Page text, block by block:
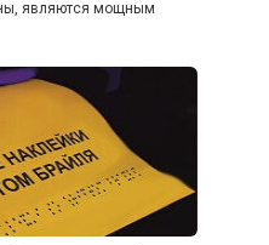
являются мощным